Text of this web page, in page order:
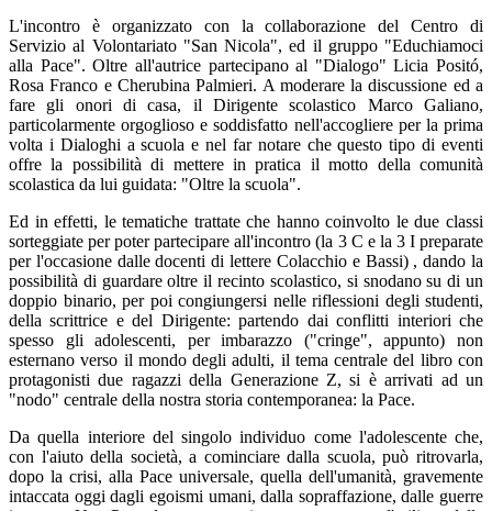
L'incontro è organizzato con la collaborazione del Centro di
Servizio al Volontariato "San Nicola", ed il gruppo "Educhiamoci
alla Pace". Oltre all'autrice partecipano al "Dialogo" Licia Positó,
Rosa Franco e Cherubina Palmieri. A moderare la discussione ed a
fare gli onori di casa, il Dirigente scolastico Marco Galiano,
particolarmente orgoglioso e soddisfatto nell'accogliere per la prima
volta i Dialoghi a scuola e nel far notare che questo tipo di eventi
offre la possibilità di mettere in pratica il motto della comunità
scolastica da lui guidata: "Oltre la scuola".
Ed in effetti, le tematiche trattate che hanno coinvolto le due classi
sorteggiate per poter partecipare all'incontro (la 3 C e la 3 I preparate
per l'occasione dalle docenti di lettere Colacchio e Bassi) , dando la
possibilità di guardare oltre il recinto scolastico, si snodano su di un
doppio binario, per poi congiungersi nelle riflessioni degli studenti,
della scrittrice e del Dirigente: partendo dai conflitti interiori che
spesso gli adolescenti, per imbarazzo ("cringe", appunto) non
esternano verso il mondo degli adulti, il tema centrale del libro con
protagonisti due ragazzi della Generazione Z, si è arrivati ad un
"nodo" centrale della nostra storia contemporanea: la Pace.
Da quella interiore del singolo individuo come l'adolescente che,
con l'aiuto della società, a cominciare dalla scuola, può ritrovarla,
dopo la crisi, alla Pace universale, quella dell'umanità, gravemente
intaccata oggi dagli egoismi umani, dalla sopraffazione, dalle guerre